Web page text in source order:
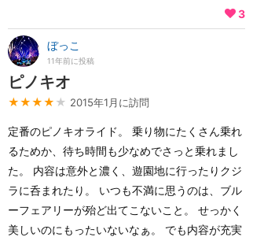
3
ぼっこ
11年前に投稿
ピノキオ
★★★★ ★ 2015年1月に訪問
定番のピノキオライド。 乗り物にたくさん乗れ
るためか、待ち時間も少なめでさっと乗れまし
た。 内容は意外と濃く、遊園地に行ったりクジ
ラに呑まれたり。 いつも不満に思うのは、ブル
ーフェアリーが殆ど出てこないこと。 せっかく
美しいのにもったいないなぁ。 でも内容が充実